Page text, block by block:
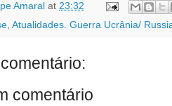
Amaral at 23:32
Atualidades. Guerra Ucrânia/
comentário